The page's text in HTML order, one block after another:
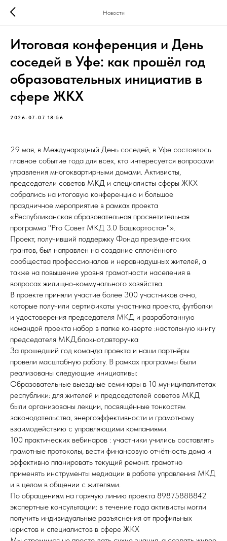
Новости
Итоговая конференция и День
соседей в Уфе: как прошёл год
образовательных инициатив в
сфере ЖКХ
2026-07-07 18:56
29 мая, в Международный День соседей, в Уфе состоялось
главное событие года для всех, кто интересуется вопросами
управления многоквартирными домами. Активисты,
председатели советов МКД и специалисты сферы ЖКХ
собрались на итоговую конференцию и большое
праздничное мероприятие в рамках проекта
«Республиканская образовательная просветительная
программа "Pro Совет МКД 3.0 Башкортостан"».
Проект, получивший поддержку Фонда президентских
грантов, был направлен на создание сплочённого
сообщества профессионалов и неравнодушных жителей, а
также на повышение уровня грамотности населения в
вопросах жилищно-коммунального хозяйства.
В проекте приняли участие более 300 участников очно,
которые получили сертификаты участника проекта, футболки
и удостоверения председателя МКД и разработанную
командой проекта набор в папке конверте :настольную книгу
председателя МКД,блокнот,авторучка
За прошедший год команда проекта и наши партнёры
провели масштабную работу. В рамках программы были
реализованы следующие инициативы:
Образовательные выездные семинары в 10 муниципалитетах
республики: для жителей и председателей советов МКД
были организованы лекции, посвящённые тонкостям
законодательства, энергоэффективности и грамотному
взаимодействию с управляющими компаниями.
100 практических вебинаров : участники учились составлять
грамотные протоколы, вести финансовую отчётность дома и
эффективно планировать текущий ремонт. грамотно
применять инструменты медиации в работе управления МКД
и в целом в общении с жителями.
По обращениям на горячую линию проекта 89875888842
экспертные консультации: в течение года активисты могли
получить индивидуальные разъяснения от профильных
юристов и специалистов в сфере ЖКХ